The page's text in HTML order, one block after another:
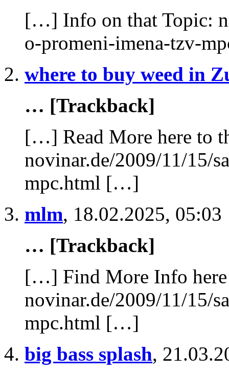
[…] Info on that Topic:
o-promeni-imena-tzv-
where to buy weed in
… [Trackback]
[…] Read More here to
novinar.de/2009/11/15/
mpc.html […]
mlm, 18.02.2025, 05:03
… [Trackback]
[…] Find More Info here
novinar.de/2009/11/15/
mpc.html […]
big bass splash,